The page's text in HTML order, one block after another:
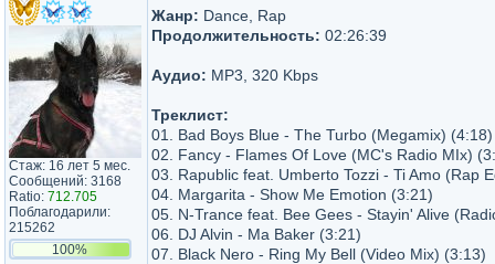
Стаж: 16 лет 5 мес.
Сообщений: 3168
Ratio: 712.705
Поблагодарили:
215262
100%
Жанр: Dance, Rap
Продолжительность: 02:26:39
Аудио: MP3, 320 Kbps
Треклист:
01. Bad Boys Blue - The Turbo (Megamix) (4:18)
02. Fancy - Flames Of Love (MC's Radio MIx)
03. Rapublic feat. Umberto Tozzi - Ti Amo (Rap
04. Margarita - Show Me Emotion (3:21)
05. N-Trance feat. Bee Gees - Stayin' Alive
06. DJ Alvin - Ma Baker (3:21)
07. Black Nero - Ring My Bell (Video Mix) (3:13)